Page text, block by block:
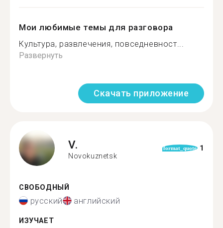
Мои любимые темы для разговора
Культура, развлечения, повседневност...
Развернуть
Скачать приложение
V.
Novokuznetsk
format_quote 1
СВОБОДНЫЙ
русский английский
ИЗУЧАЕТ